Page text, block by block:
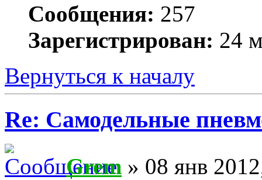
Сообщения: 257
Зарегистрирован: 24
Вернуться к началу
Re: Самодельные
Grem » 08 янв